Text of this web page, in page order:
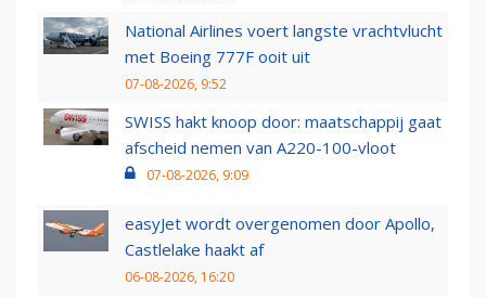
National Airlines voert langste vrachtvlucht
met Boeing 777F ooit uit
07-08-2026, 9:52
SWISS hakt knoop door: maatschappij gaat
afscheid nemen van A220-100-vloot
07-08-2026, 9:09
easyJet wordt overgenomen door Apollo,
Castlelake haakt af
06-08-2026, 16:20